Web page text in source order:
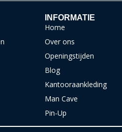
INFORMATIE
Home
Over ons
Openingstijden
Blog
Kantooraankleding
Man Cave
Pin-Up